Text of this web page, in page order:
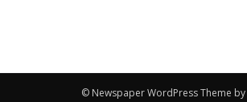
© Newspaper WordPress Theme by